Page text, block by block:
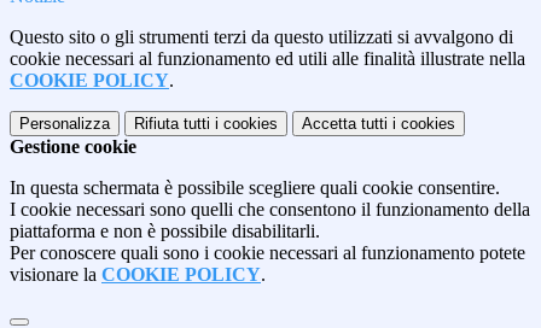
Questo sito o gli strumenti terzi da questo utilizzati si avvalgono di
cookie necessari al funzionamento ed utili alle finalità illustrate nella
COOKIE POLICY.
Personalizza Rifiuta tutti i cookies Accetta tutti i cookies
Gestione cookie
In questa schermata è possibile scegliere quali cookie consentire.
I cookie necessari sono quelli che consentono il funzionamento della
piattaforma e non è possibile disabilitarli.
Per conoscere quali sono i cookie necessari al funzionamento potete
visionare la COOKIE POLICY.